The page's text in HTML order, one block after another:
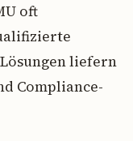
oft
liefern
Compliance-